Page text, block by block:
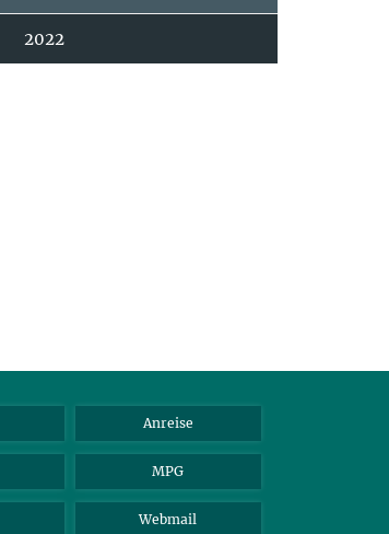
2022
Anreise
MPG
Webmail